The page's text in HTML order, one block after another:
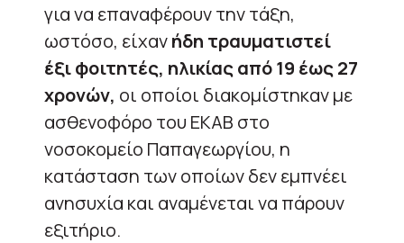
για να επαναφέρουν την τάξη,
ωστόσο, είχανήδη τραυματιστεί
έξι φοιτητές, ηλικίας από 19 έως 27
χρονών, οι οποίοι διακομίστηκαν με
ασθενοφόρο του ΕΚΑΒ στο
νοσοκομείο Παπαγεωργίου, η
κατάσταση των οποίων δεν εμπνέει
ανησυχία και αναμένεται να πάρουν
εξιτήριο.